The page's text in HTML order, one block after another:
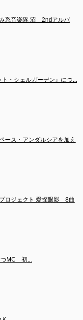
系音楽隊 沼　2ndアルバ
ト・シェルガーデン』につ...
ース・アンダルシアを加え
ロジェクト 愛探眼影　8曲
MC　初...